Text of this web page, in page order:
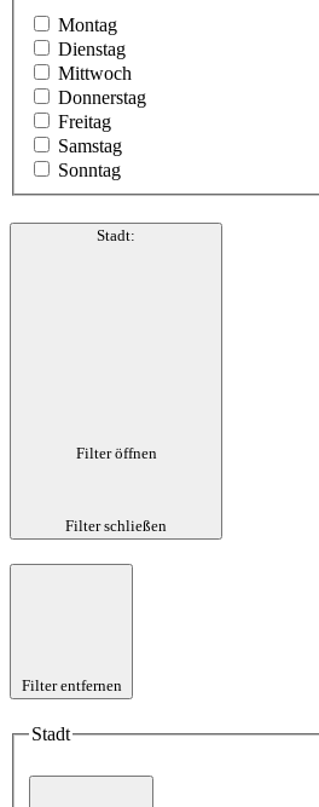
Montag
Dienstag
Mittwoch
Donnerstag
Freitag
Samstag
Sonntag
Stadt:
Filter öffnen
Filter schließen
Filter entfernen
Stadt